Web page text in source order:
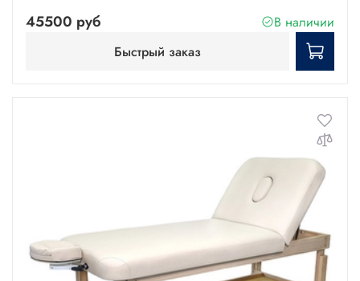
45500 руб
В наличии
Быстрый заказ